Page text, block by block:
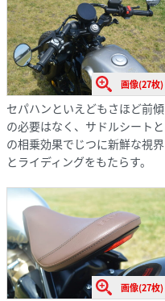
画像(27枚)
セパハンといえどもさほど前傾
の必要はなく、サドルシートと
の相乗効果でじつに新鮮な視界
とライディングをもたらす。
画像(27枚)